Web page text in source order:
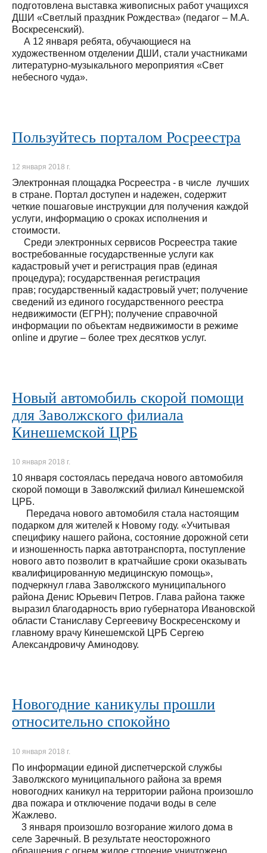
подготовлена выставка живописных работ учащихся
ДШИ «Светлый праздник Рождества» (педагог – М.А.
Воскресенский).
А 12 января ребята, обучающиеся на
художественном отделении ДШИ, стали участниками
литературно-музыкального мероприятия «Свет
небесного чуда».
Пользуйтесь порталом Росреестра
12 января 2018 г.
Электронная площадка Росреестра - в числе лучших
в стране. Портал доступен и надежен, содержит
четкие пошаговые инструкции для получения каждой
услуги, информацию о сроках исполнения и
стоимости.
Среди электронных сервисов Росреестра такие
востребованные государственные услуги как
кадастровый учет и регистрация прав (единая
процедура); государственная регистрация
прав; государственный кадастровый учет; получение
сведений из единого государственного реестра
недвижимости (ЕГРН); получение справочной
информации по объектам недвижимости в режиме
online и другие – более трех десятков услуг.
Новый автомобиль скорой помощи
для Заволжского филиала
Кинешемской ЦРБ
10 января 2018 г.
10 января состоялась передача нового автомобиля
скорой помощи в Заволжский филиал Кинешемской
ЦРБ.
Передача нового автомобиля стала настоящим
подарком для жителей к Новому году. «Учитывая
специфику нашего района, состояние дорожной сети
и изношенность парка автотранспорта, поступление
нового авто позволит в кратчайшие сроки оказывать
квалифицированную медицинскую помощь»,
подчеркнул глава Заволжского муниципального
района Денис Юрьевич Петров. Глава района также
выразил благодарность врио губернатора Ивановской
области Станиславу Сергеевичу Воскресенскому и
главному врачу Кинешемской ЦРБ Сергею
Александровичу Аминодову.
Новогодние каникулы прошли
относительно спокойно
10 января 2018 г.
По информации единой диспетчерской службы
Заволжского муниципального района за время
новогодних каникул на территории района произошло
два пожара и отключение подачи воды в селе
Жажлево.
3 января произошло возгорание жилого дома в
селе Заречный. В результате неосторожного
обращения с огнем жилое строение уничтожено